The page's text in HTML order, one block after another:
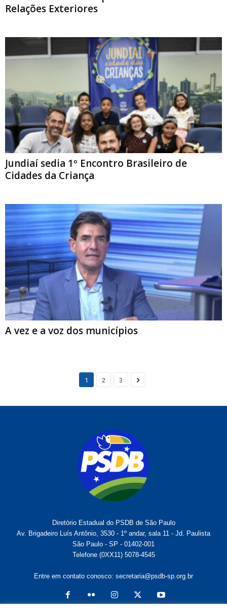
Relações Exteriores
Jundiaí sedia 1º Encontro Brasileiro de
Cidades da Criança
A vez e a voz dos municípios
1 2 3
Diretório Estadual do PSDB de São Paulo
Av. Brigadeiro Luís Antônio, 3530 - 1º andar, sala 11 - Jd. Paulista
São Paulo - SP - 01402-001
Telefone (0XX11) 5078-4545
Entre em contato conosco: secretaria@psdb-sp.org.br